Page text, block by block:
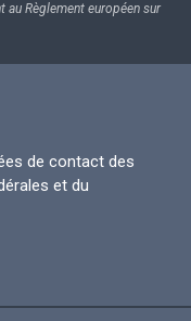
Règlement européen sur
de contact des
et du